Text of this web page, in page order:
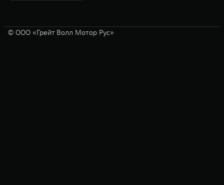
© ООО «Грейт Волл Мотор Рус»